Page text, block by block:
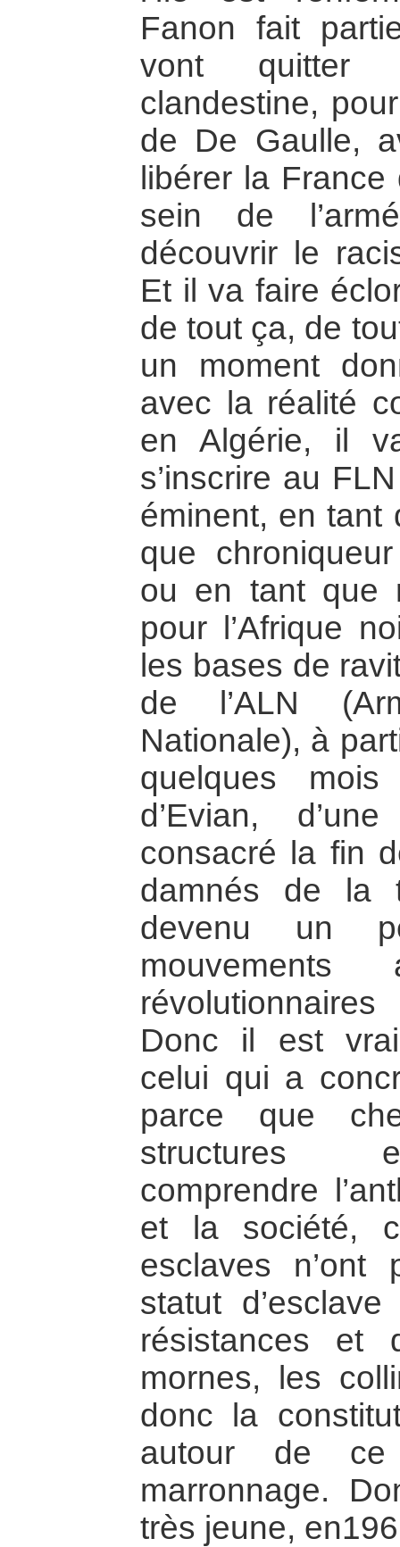
Fanon fait
vont quitter
clandestine,
de De Gaulle,
libérer la
sein de
découvrir le
Et il va faire
de tout ça, de
un moment
avec la réalité
en Algérie, il
s’inscrire au
éminent, en tant
que
ou en tant que
pour l’Afrique
les bases de
de l’ALN
Nationale), à
quelques
d’Evian,
consacré la fin
damnés de la
devenu un
mouvements
Donc il est
celui qui a
parce que
structures
comprendre
et la société,
esclaves
statut
résistances et
mornes, les
donc la
autour de ce
marronnage.
très jeune,